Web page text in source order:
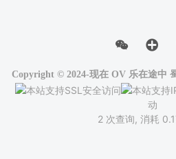
Copyright © 2024-现在 OV 乐在途中
动
2 次查询, 消耗